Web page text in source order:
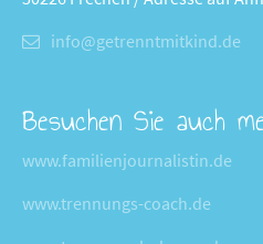
info@getrenntmitkind.de
Besuchen Sie auch
www.familienjournalistin.de
www.trennungs-coach.de